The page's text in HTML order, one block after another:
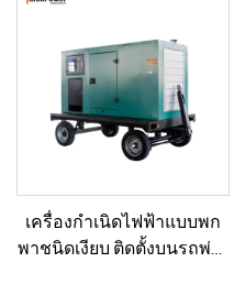
ฉุกเฉิน
เครื่องกำเนิดไฟฟ้าแบบพก
พาชนิดเงียบ ติดตั้งบนรถพ่วง